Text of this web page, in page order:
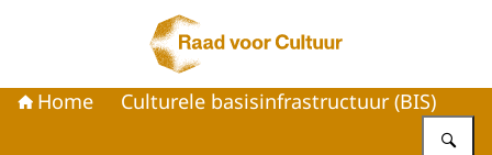
Naar de homepage van Raad voor Cultuur
Home Culturele basisinfrastructuur (BIS)